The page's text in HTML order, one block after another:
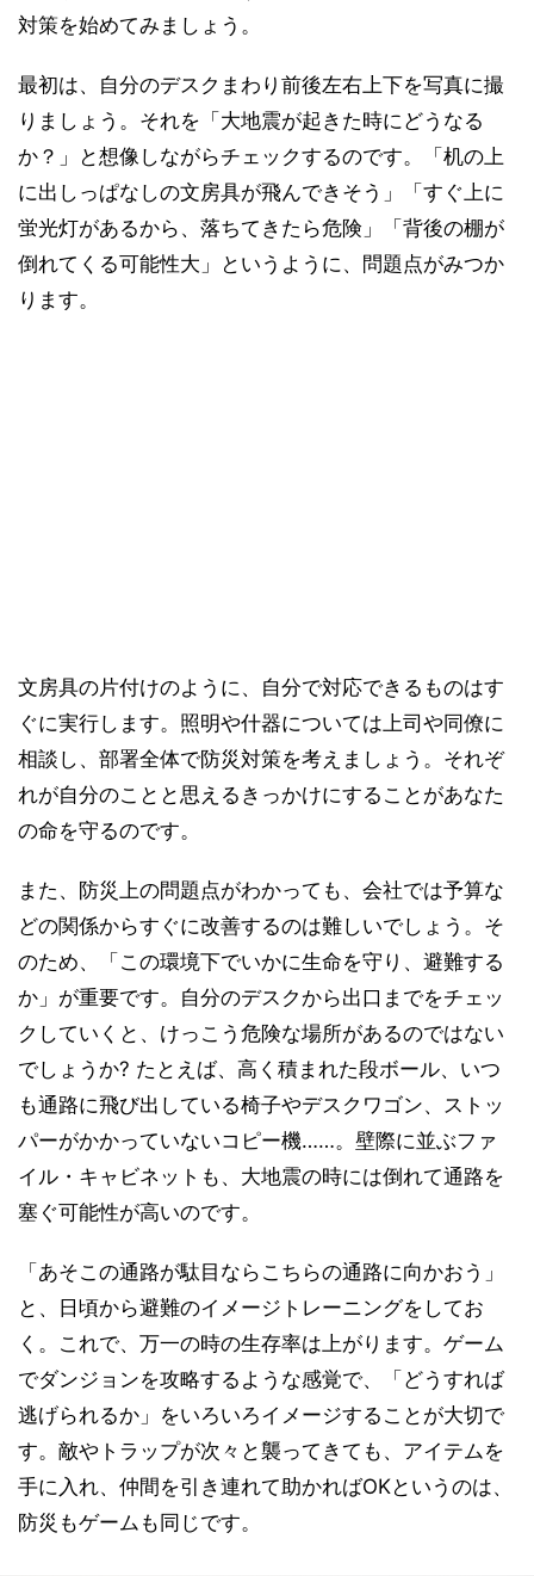
対策を始めてみましょう。
最初は、自分のデスクまわり前後左右上下を写真に撮
りましょう。それを「大地震が起きた時にどうなる
か？」と想像しながらチェックするのです。「机の上
に出しっぱなしの文房具が飛んできそう」「すぐ上に
蛍光灯があるから、落ちてきたら危険」「背後の棚が
倒れてくる可能性大」というように、問題点がみつか
ります。
文房具の片付けのように、自分で対応できるものはす
ぐに実行します。照明や什器については上司や同僚に
相談し、部署全体で防災対策を考えましょう。それぞ
れが自分のことと思えるきっかけにすることがあなた
の命を守るのです。
また、防災上の問題点がわかっても、会社では予算な
どの関係からすぐに改善するのは難しいでしょう。そ
のため、「この環境下でいかに生命を守り、避難する
か」が重要です。自分のデスクから出口までをチェッ
クしていくと、けっこう危険な場所があるのではない
でしょうか? たとえば、高く積まれた段ボール、いつ
も通路に飛び出している椅子やデスクワゴン、ストッ
パーがかかっていないコピー機……。壁際に並ぶファ
イル・キャビネットも、大地震の時には倒れて通路を
塞ぐ可能性が高いのです。
「あそこの通路が駄目ならこちらの通路に向かおう」
と、日頃から避難のイメージトレーニングをしてお
く。これで、万一の時の生存率は上がります。ゲーム
でダンジョンを攻略するような感覚で、「どうすれば
逃げられるか」をいろいろイメージすることが大切で
す。敵やトラップが次々と襲ってきても、アイテムを
手に入れ、仲間を引き連れて助かればOKというのは、
防災もゲームも同じです。